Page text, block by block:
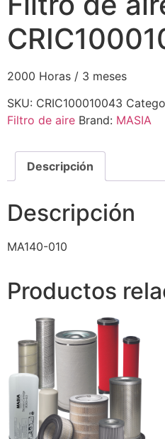
2000 Horas / 3 meses
SKU: CRIC100010043
Filtro de aire Brand: MASIA
Descripción
Descripción
MA140-010
Productos